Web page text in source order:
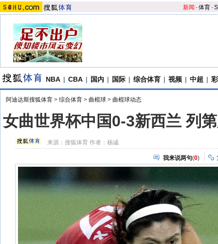
新闻 -体育-S
NBA | CBA | 国内 | 国际 | 综合体育 | 视频 | 中超 |
阿迪达斯搜狐体育 > 综合体育 > 曲棍球 > 曲棍球动态
女曲世界杯中国0-3新西兰 列
来源：搜狐体育 作者：杨诚
我来说两句(0)